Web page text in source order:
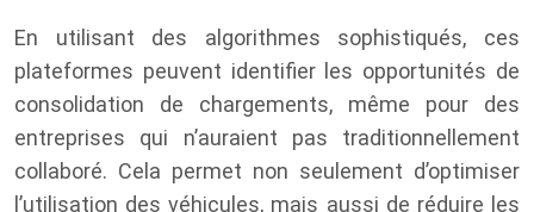
En utilisant des algorithmes sophistiqués, ces
plateformes peuvent identifier les opportunités de
consolidation de chargements, même pour des
entreprises qui n’auraient pas traditionnellement
collaboré. Cela permet non seulement d’optimiser
l’utilisation des véhicules, mais aussi de réduire les